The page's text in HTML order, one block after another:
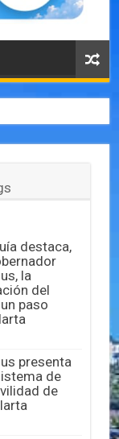
destaca,
la
del
paso
presenta
de
de